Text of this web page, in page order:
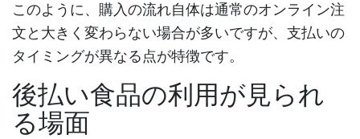
このように、購入の流れ自体は通常のオンライン注
文と大きく変わらない場合が多いですが、支払いの
タイミングが異なる点が特徴です。
後払い食品の利用が見られ
る場面